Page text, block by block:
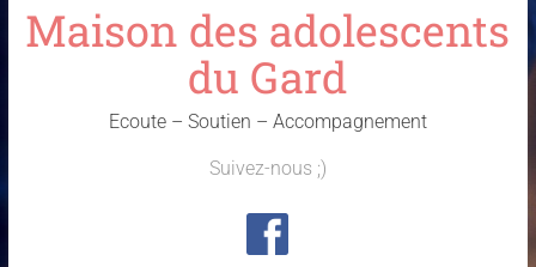
Maison des adolescents
du Gard
Ecoute – Soutien – Accompagnement
Suivez-nous ;)